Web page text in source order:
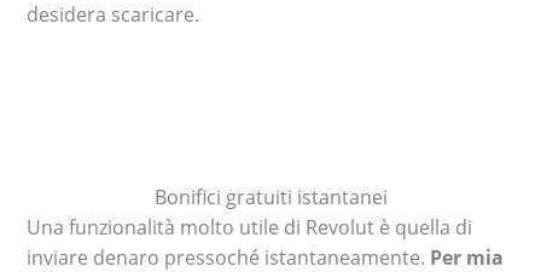
desidera scaricare.
Bonifici gratuiti istantanei
Una funzionalità molto utile di Revolut è quella di
inviare denaro pressoché istantaneamente. Per mia